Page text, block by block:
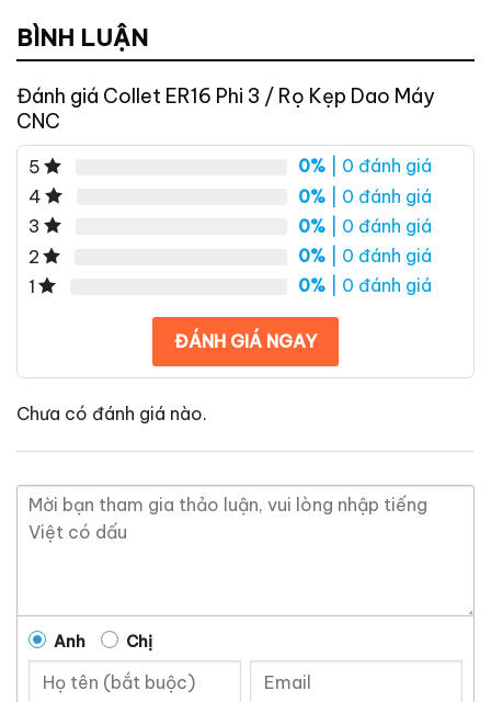
BÌNH LUẬN
Đánh giá Collet ER16 Phi 3 / Rọ Kẹp Dao Máy
CNC
5 0% | 0 đánh giá
4
0% | 0 đánh giá
3
0% | 0 đánh giá
2
0% | 0 đánh giá
1
0% | 0 đánh giá
ĐÁNH GIÁ NGAY
Chưa có đánh giá nào.
Anh Chị